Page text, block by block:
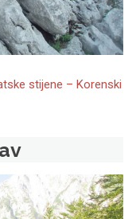
stijene – Korenski